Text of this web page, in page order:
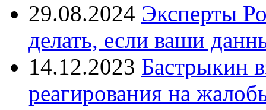
29.08.2024 Эксперты
делать, если ваши
14.12.2023 Бастрыкин
реагирования на